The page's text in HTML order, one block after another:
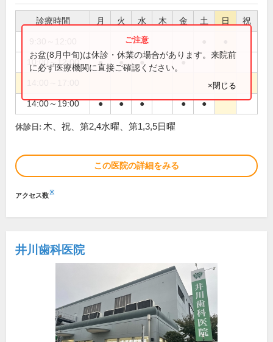
診療時間 月 火 水 木 金 土 日 祝
10:00～12:00 ● ● ● ●
●
14:00～19:00 ● ● ● ● ●
お盆(8月中旬)は休診・休業の場合があります。来院前
に必ず医療機関に直接ご確認ください。
×閉じる
休診日: 木、祝、第2,4水曜、第1,3,5日曜
この医院の詳細をみる
アクセス数※
井川歯科医院